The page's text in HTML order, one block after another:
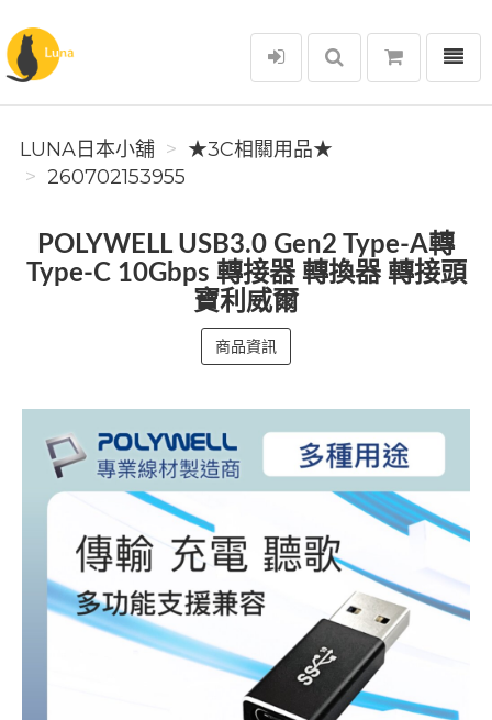
Luna日本小舖
選單
LUNA日本小舖
★3C相關用品★
260702153955
POLYWELL USB3.0 Gen2 Type-A轉
Type-C 10Gbps 轉接器 轉換器 轉接頭
寶利威爾
商品資訊